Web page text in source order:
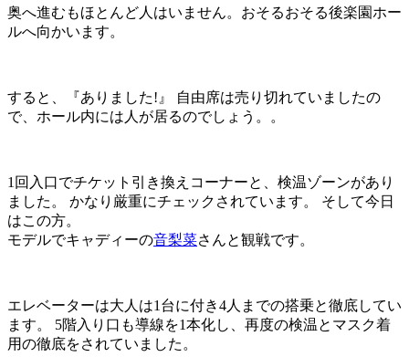
奥へ進むもほとんど人はいません。おそるおそる後楽園ホー
ルへ向かいます。
すると、『ありました!』 自由席は売り切れていましたの
で、ホール内には人が居るのでしょう。。
1回入口でチケット引き換えコーナーと、検温ゾーンがあり
ました。 かなり厳重にチェックされています。 そして今日
はこの方。
モデルでキャディーの音梨菜さんと観戦です。
エレベーターは大人は1台に付き4人までの搭乗と徹底してい
ます。 5階入り口も導線を1本化し、再度の検温とマスク着
用の徹底をされていました。